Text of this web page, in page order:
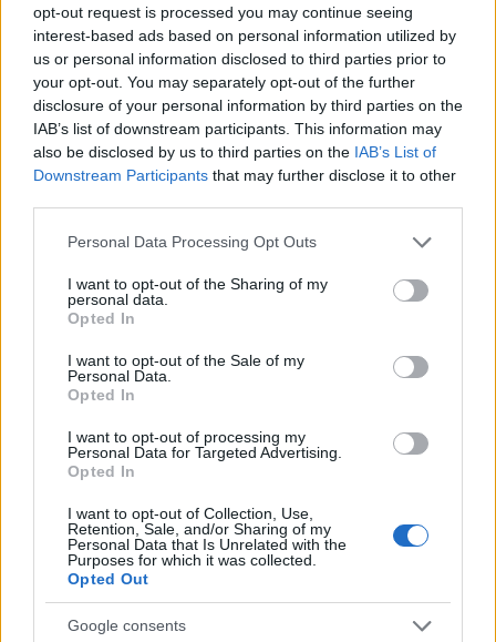
opt-out request is processed you may continue seeing
interest-based ads based on personal information utilized by
us or personal information disclosed to third parties prior to
your opt-out. You may separately opt-out of the further
disclosure of your personal information by third parties on the
IAB’s list of downstream participants. This information may
also be disclosed by us to third parties on the IAB’s List of
Downstream Participants that may further disclose it to other
Please note that this website/app uses one or more Google
not limited to your visit or usage behaviour. You may click to
grant or deny consent to Google and its third-party tags to
use your data for below specified purposes in below Google
consent section.
Personal Data Processing Opt Outs
I want to opt-out of the Sharing of my
personal data.
Opted In
I want to opt-out of the Sale of my
Personal Data.
Opted In
I want to opt-out of processing my
Personal Data for Targeted Advertising.
Opted In
I want to opt-out of Collection, Use,
Retention, Sale, and/or Sharing of my
Personal Data that Is Unrelated with the
Purposes for which it was collected.
Opted Out
Google consents
Vuoi rimuovere le pubblicità nazionali?
Puoi abbonarti asoli € 1,10 al mese
cliccandoqui
Sei già abbonato?